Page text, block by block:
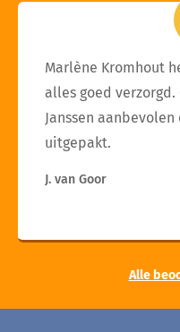
Marlène Kromhout
alles goed verzorgd.
Janssen
uitgepakt.
J. van Goor
Alle